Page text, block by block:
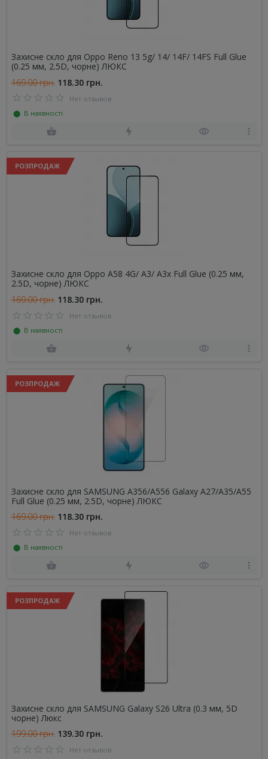
Захисне скло для Oppo Reno 13 5g/ 14/ 14F/ 14FS Full Glue
(0.25 мм, 2.5D, чорне) ЛЮКС
169.00 грн. 118.30 грн.
Нет отзывов
⬤ В наявності
РОЗПРОДАЖ
Захисне скло для Oppo A58 4G/ A3/ A3x Full Glue (0.25 мм,
2.5D, чорне) ЛЮКС
169.00 грн. 118.30 грн.
Нет отзывов
⬤ В наявності
РОЗПРОДАЖ
Захисне скло для SAMSUNG A356/A556 Galaxy A27/A35/A55
Full Glue (0.25 мм, 2.5D, чорне) ЛЮКС
169.00 грн. 118.30 грн.
Нет отзывов
⬤ В наявності
РОЗПРОДАЖ
Захисне скло для SAMSUNG Galaxy S26 Ultra (0.3 мм, 5D
чорне) Люкс
199.00 грн. 139.30 грн.
Нет отзывов